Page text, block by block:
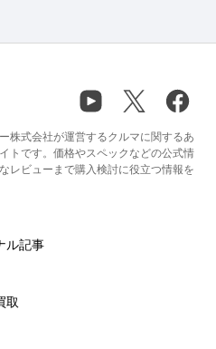
株式会社が運営するクルマに関するあ
トです。価格やスペックなどの公式情
レビューまで購入検討に役立つ情報を
ル記事
取